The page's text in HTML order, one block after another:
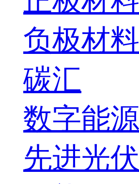
负极材料
碳汇
数字能源
先进光伏